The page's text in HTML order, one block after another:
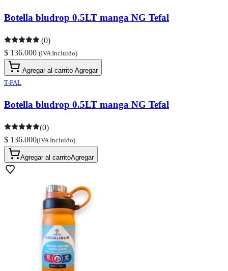
Botella bludrop 0.5LT manga NG Tefal
(0)
$ 136.000 (IVA Incluido)
Agregar al carrito Agregar
T-FAL
Botella bludrop 0.5LT manga NG Tefal
(0)
$ 136.000(IVA Incluido)
Agregar al carritoAgregar